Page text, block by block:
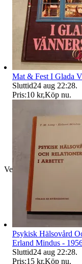
Verifierad
Mat & Fest I Glada
Sluttid24 aug 22:28.
Pris:10 kr,Köp nu.
Psykisk Hälsovård
Erland Mindus -
Sluttid24 aug 22:28.
Pris:15 kr,Köp nu.